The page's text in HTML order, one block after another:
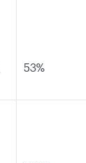
53%